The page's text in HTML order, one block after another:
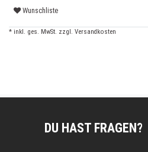
Wunschliste
* inkl. ges. MwSt. zzgl. Versandkosten
DU HAST FRAGEN?